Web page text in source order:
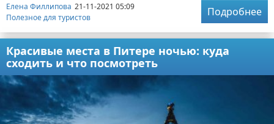
Елена Филлипова 21-11-2021 05:09
Полезное для туристов
Подробнее
Красивые места в Питере ночью: куда
сходить и что посмотреть